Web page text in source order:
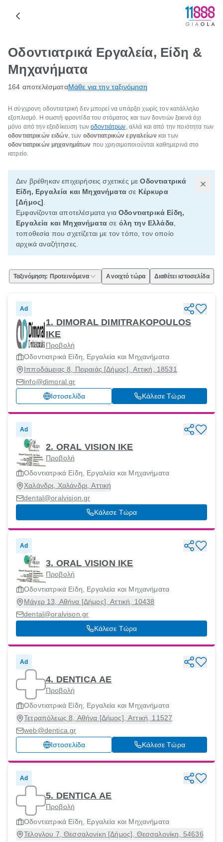
Οδοντιατρικά Εργαλεία, Είδη &
Μηχανήματα
164 αποτελέσματαΜάθε για την ταξινόμηση
Η σύγχρονη οδοντιατρική δεν μπορεί να υπάρξει χωρίς τον κατάλληλο
εξοπλισμό. Η σωστή φροντίδα του στόματος και των δοντιών ξεκινά όχι
μόνο από την εξειδίκευση τωνοδοντιάτρων, αλλά και από την ποιότητα των
οδοντιατρικών ειδών, των οδοντιατρικών εργαλείων και των
οδοντιατρικών μηχανημάτων που χρησιμοποιούνται καθημερινά στο
ιατρείο.
Δεν βρέθηκαν επιχειρήσεις σχετικές μεΟδοντιατρικά
Είδη, Εργαλεία και Μηχανήματασε Κέρκυρα
[Δήμος]
Εμφανίζονται αποτελέσματα γιαΟδοντιατρικά Είδη,
Εργαλεία και Μηχανήματασε όλη την Ελλάδα
τοποθεσία που σχετίζεται με τον τόπο, τον οποίο
αρχικά αναζήτησες.
Ταξινόμηση: Προτεινόμενα Ανοιχτό τώρα Διαθέτει ιστοσελίδα
Ad
1. DIMORAL DIMITRAKOPOULOS
ΙΚΕ
Προβολή
Οδοντιατρικά Είδη, Εργαλεία και Μηχανήματα
Ιπποδάμειας 8, Πειραιάς [Δήμος], Αττική, 18531
info@dimoral.gr
Ιστοσελίδα
Κάλεσε Τώρα
Ad
2. ORAL VISION ΙΚΕ
Προβολή
Οδοντιατρικά Είδη, Εργαλεία και Μηχανήματα
Χαλάνδρι, Χαλάνδρι, Αττική
dental@oralvision.gr
Κάλεσε Τώρα
Ad
3. ORAL VISION ΙΚΕ
Προβολή
Οδοντιατρικά Είδη, Εργαλεία και Μηχανήματα
Μάγερ 13, Αθήνα [Δήμος], Αττική, 10438
dental@oralvison.gr
Κάλεσε Τώρα
Ad
4. DENTICA ΑΕ
Προβολή
Οδοντιατρικά Είδη, Εργαλεία και Μηχανήματα
Τετραπόλεως 8, Αθήνα [Δήμος], Αττική, 11527
web@dentica.gr
Ιστοσελίδα
Κάλεσε Τώρα
Ad
5. DENTICA ΑΕ
Προβολή
Οδοντιατρικά Είδη, Εργαλεία και Μηχανήματα
Τέλογλου 7, Θεσσαλονίκη [Δήμος], Θεσσαλονίκη, 54636